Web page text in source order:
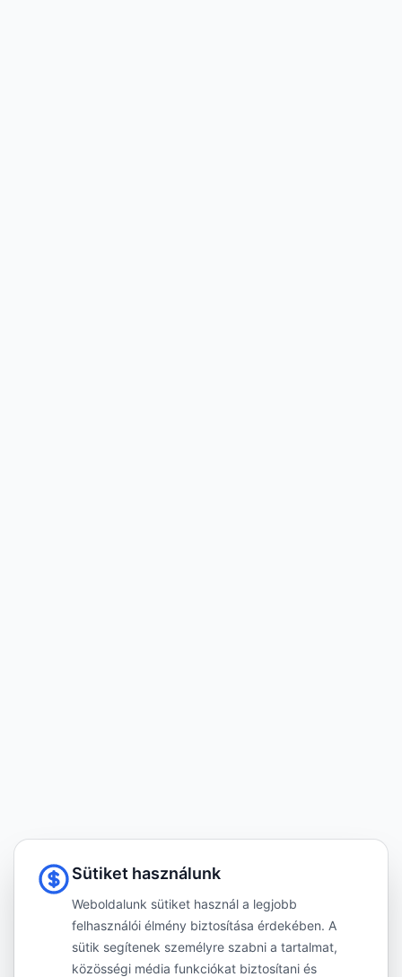
Sütiket használunk
Weboldalunk sütiket használ a legjobb
felhasználói élmény biztosítása érdekében. A
sütik segítenek személyre szabni a tartalmat,
közösségi média funkciókat biztosítani és